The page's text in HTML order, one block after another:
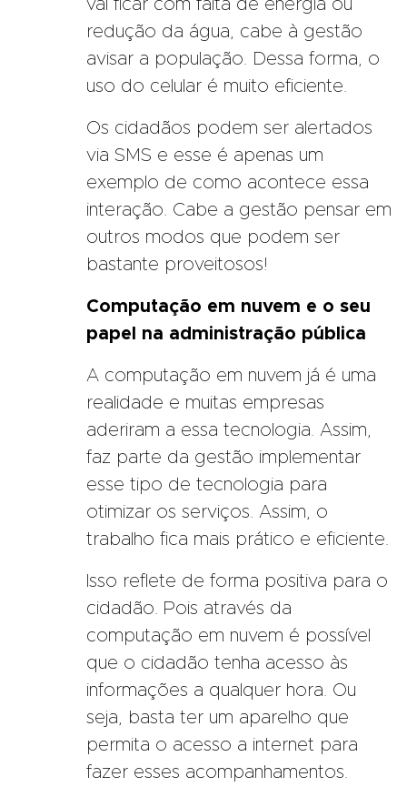
vai ficar com falta de energia ou
redução da água, cabe à gestão
avisar a população. Dessa forma, o
uso do celular é muito eficiente.
Os cidadãos podem ser alertados
via SMS e esse é apenas um
exemplo de como acontece essa
interação. Cabe a gestão pensar em
outros modos que podem ser
bastante proveitosos!
Computação em nuvem e o seu
papel na administração pública
A computação em nuvem já é uma
realidade e muitas empresas
aderiram a essa tecnologia. Assim,
faz parte da gestão implementar
esse tipo de tecnologia para
otimizar os serviços. Assim, o
trabalho fica mais prático e eficiente.
Isso reflete de forma positiva para o
cidadão. Pois através da
computação em nuvem é possível
que o cidadão tenha acesso às
informações a qualquer hora. Ou
seja, basta ter um aparelho que
permita o acesso a internet para
fazer esses acompanhamentos.